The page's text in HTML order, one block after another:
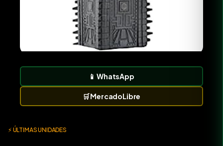
📱WhatsApp
🛒MercadoLibre
⚡ ÚLTIMAS UNIDADES